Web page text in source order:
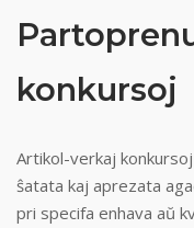
konkursoj
Artikol-verkaj
ŝatata kaj aprezata
pri specifa enhava aŭ